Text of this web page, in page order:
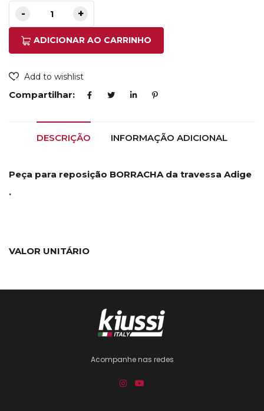
ADICIONAR AO CARRINHO
Add to wishlist
Compartilhar:
DESCRIÇÃO INFORMAÇÃO ADICIONAL
Peça para reposição BORRACHA da travessa Adige
.
VALOR UNITÁRIO
Acompanhe nas redes